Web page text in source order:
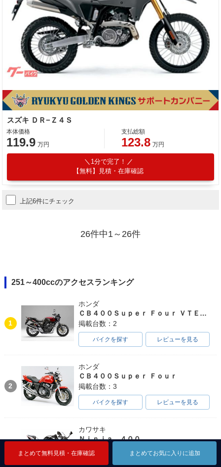
まとめて無料見積・在庫確認 まとめてお気に入りに追加
まとめて無料見積・在庫確認 まとめてお気に入りに追加
スズキ ＤＲ−Ｚ４Ｓ
本体価格
119.9 万円
支払総額
123.8 万円
1分で完了！
【無料】見積・在庫確認
上記6件にチェック
まとめて無料見積・在庫確認 まとめてお気に入りに追加
26件中1～26件
251～400ccのアクセスランキング
1
ホンダ
ＣＢ４００Ｓｕｐｅｒ Ｆｏｕｒ ＶＴＥＣ ＳＰＥＣ３
掲載台数：2
バイクを探す レビューを見る
2
ホンダ
ＣＢ４００Ｓｕｐｅｒ Ｆｏｕｒ
掲載台数：3
バイクを探す レビューを見る
カワサキ
Ｎｉｎｊａ ４００
掲載台数：10
バイクを探す レビューを見る